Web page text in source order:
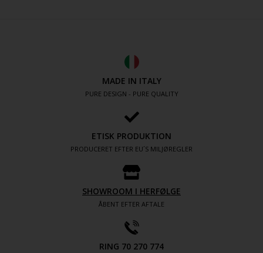
MADE IN ITALY
PURE DESIGN - PURE QUALITY
ETISK PRODUKTION
PRODUCERET EFTER EU´S MILJØREGLER
SHOWROOM I HERFØLGE
ÅBENT EFTER AFTALE
RING 70 270 774